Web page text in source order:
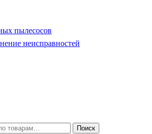
пылесосов
неисправностей
Поиск